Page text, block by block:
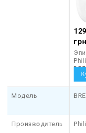
Модель
Производитель